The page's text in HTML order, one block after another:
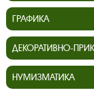
ГРАФИКА
ДЕКОРАТИВНО-
НУМИЗМАТИКА